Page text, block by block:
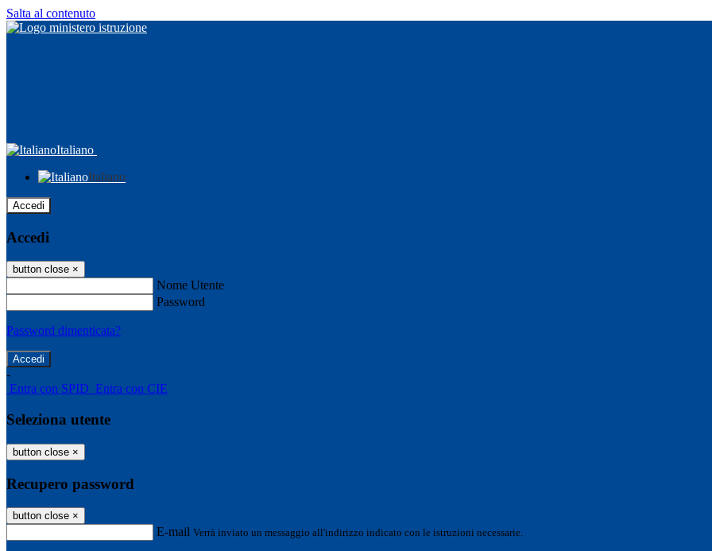
Salta al contenuto
Italiano
Italiano
Accedi
Accedi
button close ×
Nome Utente
Password
Password dimenticata?
-
Entra con SPID Entra con CIE
Seleziona utente
button close ×
Recupero password
button close ×
E-mail Verrà inviato un messaggio all'indirizzo indicato con le istruzioni necessarie.